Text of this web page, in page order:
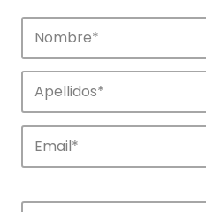
Empresas
Descubre las
innovación en los